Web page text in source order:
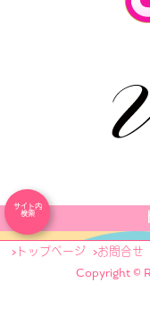
サイト内
検索
トップページ
お問合せ
Copyright ©